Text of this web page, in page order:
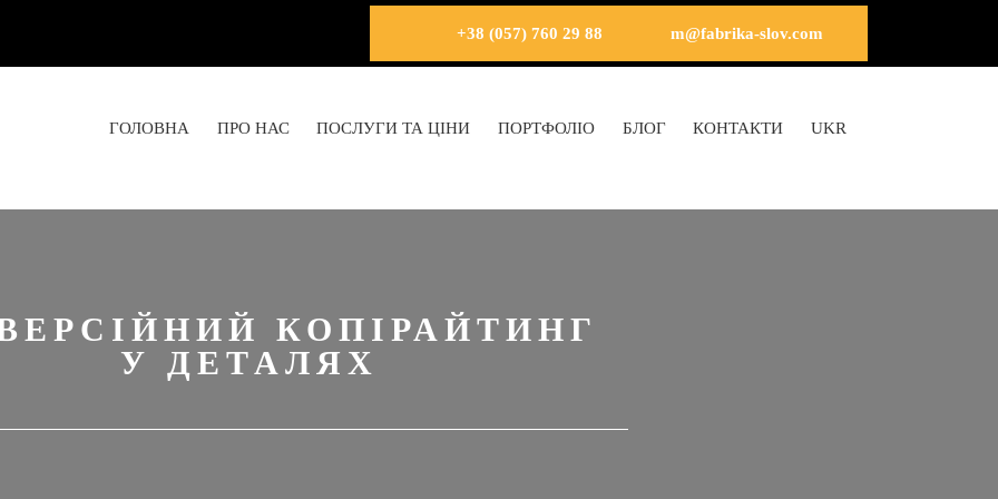
+38 (057) 760 29 88 m@fabrika-slov.com
ГОЛОВНА ПРО НАС ПОСЛУГИ ТА ЦІНИ ПОРТФОЛІО БЛОГ КОНТАКТИ UKR
КОПІРАЙТИНГ
У ДЕТАЛЯХ